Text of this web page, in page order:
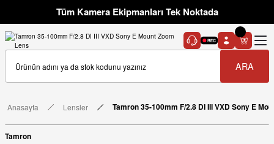
Tüm Kamera Ekipmanları Tek Noktada
ARA
Anasayfa Lensler Tamron 35-100mm F/2.8 DI III VXD Sony E
Tamron